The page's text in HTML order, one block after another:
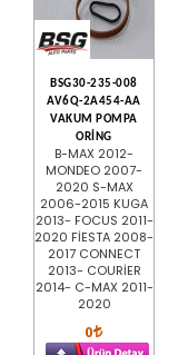
BSG30-235-008
AV6Q-2A454-AA
VAKUM POMPA
ORİNG
B-MAX 2012-
MONDEO 2007-
2020 S-MAX
2006-2015 KUGA
2013- FOCUS 2011-
2020 FİESTA 2008-
2017 CONNECT
2013- COURİER
2014- C-MAX 2011-
2020
0